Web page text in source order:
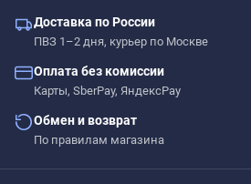
Доставка по России
ПВЗ 1–2 дня, курьер по Москве
Оплата без комиссии
Карты, SberPay, ЯндексPay
Обмен и возврат
По правилам магазина